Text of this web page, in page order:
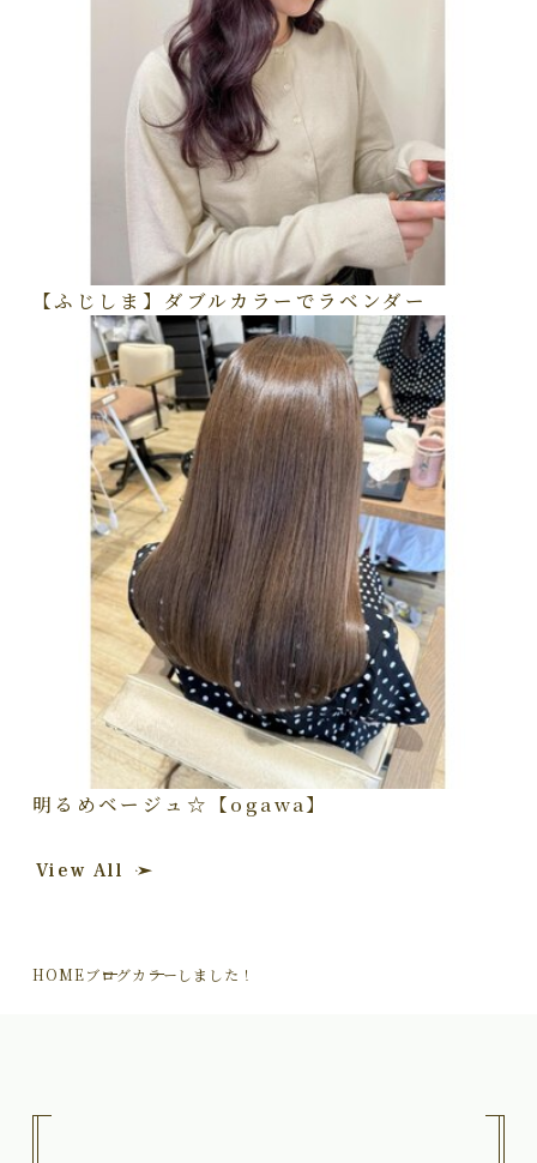
【ふじしま】ダブルカラーでラベンダー
明るめベージュ☆【ogawa】
View All
HOMEブログカラーしました！